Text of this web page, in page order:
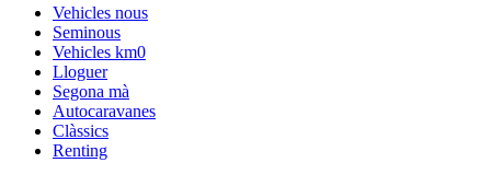
Vehicles nous
Seminous
Vehicles km0
Lloguer
Segona mà
Autocaravanes
Clàssics
Renting